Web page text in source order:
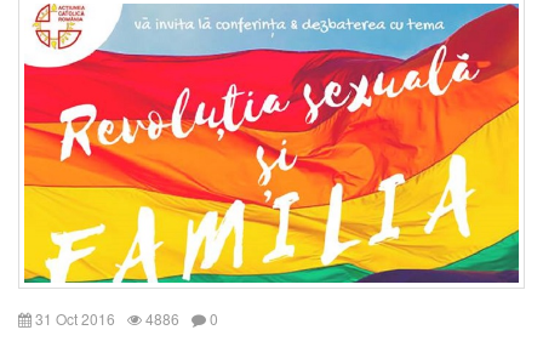
31 Oct 2016 4886 0